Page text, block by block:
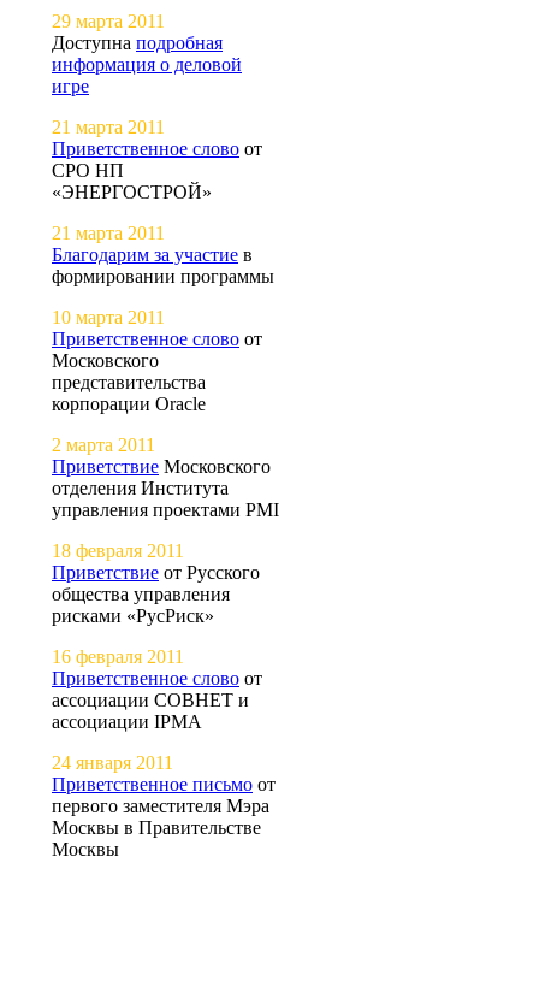
29 марта 2011
Доступна подробная
информация о деловой
игре
21 марта 2011
Приветственное слово от
СРО НП
«ЭНЕРГОСТРОЙ»
21 марта 2011
Благодарим за участие в
формировании программы
10 марта 2011
Приветственное слово от
Московского
представительства
корпорации Oracle
2 марта 2011
Приветствие Московского
отделения Института
управления проектами PMI
18 февраля 2011
Приветствие от Русского
общества управления
рисками «РусРиск»
16 февраля 2011
Приветственное слово от
ассоциации СОВНЕТ и
ассоциации IPMA
24 января 2011
Приветственное письмо от
первого заместителя Мэра
Москвы в Правительстве
Москвы